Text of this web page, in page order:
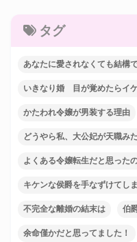
タグ
あなたに愛されなくても結構
いきなり婚 目が覚めたらイ
かたわれ令嬢が男装する理由
どうやら私、大公妃が天職み
よくある令嬢転生だと思った
キケンな侯爵を手なずけてし
不完全な離婚の結末は 伯
余命僅かだと思ってました！